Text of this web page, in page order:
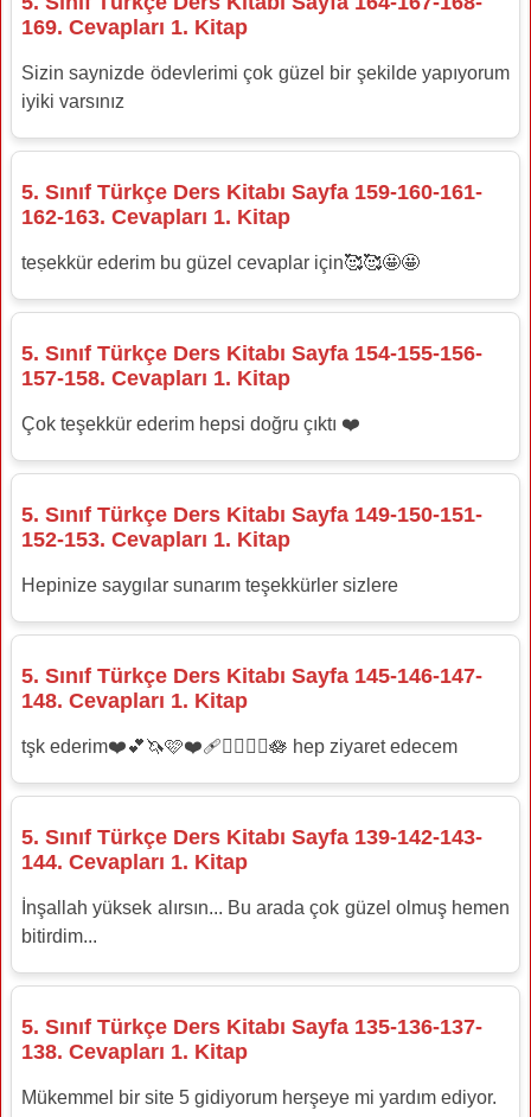
169. Cevapları 1. Kitap
Sizin saynizde ödevlerimi çok güzel bir şekilde yapıyorum
iyiki varsınız
5. Sınıf Türkçe Ders Kitabı Sayfa 159-160-161-
162-163. Cevapları 1. Kitap
teṣekkür ederim bu güzel cevaplar için🥰🥰🤩🤩
5. Sınıf Türkçe Ders Kitabı Sayfa 154-155-156-
157-158. Cevapları 1. Kitap
Çok teşekkür ederim hepsi doğru çıktı ❤️
5. Sınıf Türkçe Ders Kitabı Sayfa 149-150-151-
152-153. Cevapları 1. Kitap
Hepinize saygılar sunarım teşekkürler sizlere
5. Sınıf Türkçe Ders Kitabı Sayfa 145-146-147-
148. Cevapları 1. Kitap
tşk ederim❤️💕🦄🩷❤️‍🩹❤️‍🔥💝💗🪷 hep ziyaret edecem
5. Sınıf Türkçe Ders Kitabı Sayfa 139-142-143-
144. Cevapları 1. Kitap
İnşallah yüksek alırsın... Bu arada çok güzel olmuş hemen
bitirdim...
5. Sınıf Türkçe Ders Kitabı Sayfa 135-136-137-
138. Cevapları 1. Kitap
Mükemmel bir site 5 gidiyorum herşeye mi yardım ediyor.